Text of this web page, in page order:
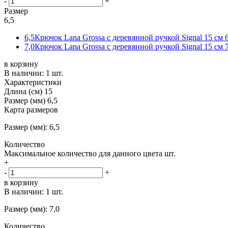
Размер
6,5
6,5Крючок Lana Grossa с деревянной ручкой Signal 15 см
7,0Крючок Lana Grossa с деревянной ручкой Signal 15 см
в корзину
В наличии: 1 шт.
Характеристики
Длина (см) 15
Размер (мм) 6,5
Карта размеров
Размер (мм): 6,5
Количество
Максимальное количество для данного цвета шт.
+
-
+
в корзину
В наличии: 1 шт.
Размер (мм): 7,0
Количество